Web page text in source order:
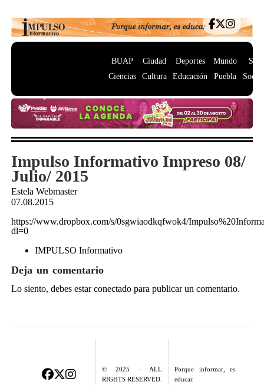
BUAP
Ciencias
Ciudad
Cultura
Deportes
Educación
Mundo
Puebla
Impulso Informativo Impreso 08/
Julio/ 2015
Estela Webmaster
07.08.2015
https://www.dropbox.com/s/0sgwiaodkqfwok4/
dl=0
IMPULSO Informativo
Deja un comentario
Lo siento, debes estarconectadopara publicar un comentario.
© 2025 - ALL
RIGHTS RESERVED.
Porque informar, es
educar.